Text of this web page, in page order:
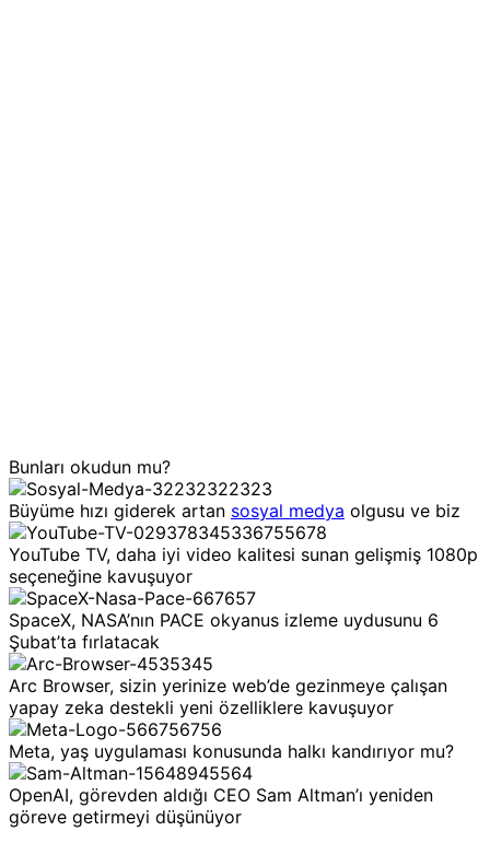
Bunları okudun mu?
Büyüme hızı giderek artan sosyal medya olgusu ve biz
YouTube TV, daha iyi video kalitesi sunan gelişmiş 1080p
seçeneğine kavuşuyor
SpaceX, NASA’nın PACE okyanus izleme uydusunu 6
Şubat’ta fırlatacak
Arc Browser, sizin yerinize web’de gezinmeye çalışan
yapay zeka destekli yeni özelliklere kavuşuyor
Meta, yaş uygulaması konusunda halkı kandırıyor mu?
OpenAI, görevden aldığı CEO Sam Altman’ı yeniden
göreve getirmeyi düşünüyor